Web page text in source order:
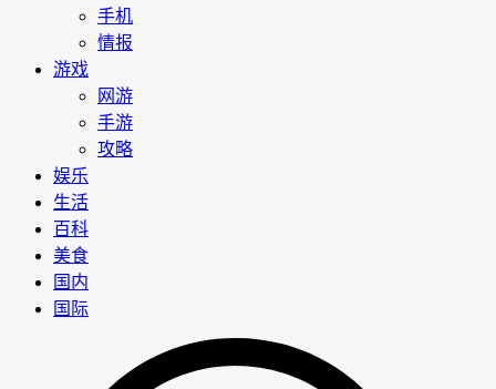
手机
情报
游戏
网游
手游
攻略
娱乐
生活
百科
美食
国内
国际